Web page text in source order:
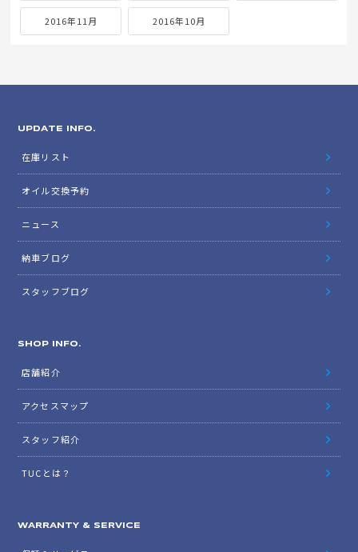
2016年11月 2016年10月
UPDATE INFO.
在庫リスト
オイル交換予約
ニュース
納車ブログ
スタッフブログ
SHOP INFO.
店舗紹介
アクセスマップ
スタッフ紹介
TUCとは？
WARRANTY & SERVICE